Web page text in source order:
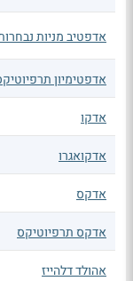
אדפטיב מניות
אדפטימיון
אדקו
אדקואגרו
אדקס
אדקס תרפיוטיקס
אהולד דלהייז